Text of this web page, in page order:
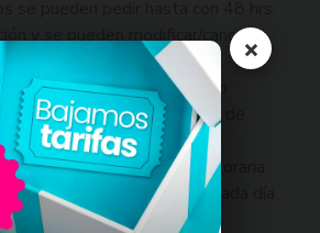
y se pueden modificar/cancelar
antes del inicio
autonomía para generar y/o
sumado a los procesos de
de sus productos.
los horarios e intensidad horaria
el servicio durante cada día
×